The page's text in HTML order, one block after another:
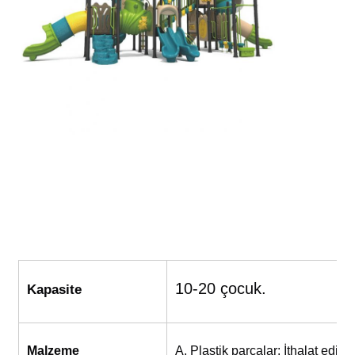
Büyük Su Kayması
Kapasite 10-20 çocuk.
Malzeme A. Plastik parçalar: İthalat